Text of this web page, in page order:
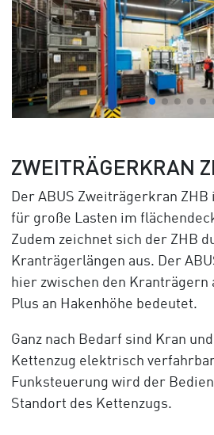
ZWEITRÄGERKRAN
Der ABUS Zweiträgerkran
für große Lasten im
Zudem zeichnet sich der ZHB
Kranträgerlängen aus. Der
hier zwischen den Kranträgern
Plus an Hakenhöhe bedeutet.
Ganz nach Bedarf sind Kran
Kettenzug elektrisch
Funksteuerung wird der
Standort des Kettenzugs.